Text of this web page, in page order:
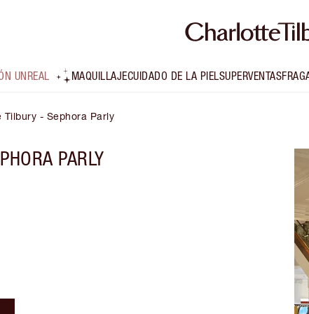
UNREAL MAQUILLAJECUIDADO DE LA PIELSUPERVENTAS
Tilbury - Sephora Parly
PARLY